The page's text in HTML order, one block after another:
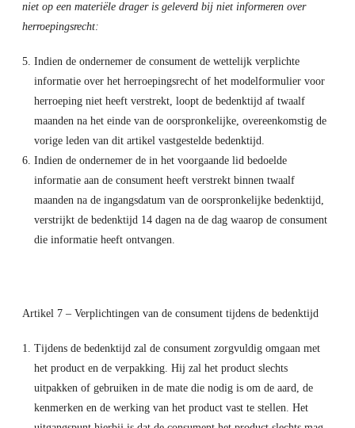
niet op een materiële drager is geleverd bij niet informeren over
herroepingsrecht:
Indien de ondernemer de consument de wettelijk verplichte
informatie over het herroepingsrecht of het modelformulier voor
herroeping niet heeft verstrekt, loopt de bedenktijd af twaalf
maanden na het einde van de oorspronkelijke, overeenkomstig de
vorige leden van dit artikel vastgestelde bedenktijd.
Indien de ondernemer de in het voorgaande lid bedoelde
informatie aan de consument heeft verstrekt binnen twaalf
maanden na de ingangsdatum van de oorspronkelijke bedenktijd,
verstrijkt de bedenktijd 14 dagen na de dag waarop de consument
die informatie heeft ontvangen.
Artikel 7 – Verplichtingen van de consument tijdens de bedenktijd
Tijdens de bedenktijd zal de consument zorgvuldig omgaan met
het product en de verpakking. Hij zal het product slechts
uitpakken of gebruiken in de mate die nodig is om de aard, de
kenmerken en de werking van het product vast te stellen. Het